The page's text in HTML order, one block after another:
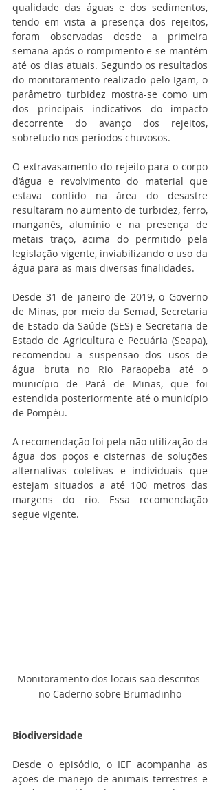
qualidade das águas e dos sedimentos,
tendo em vista a presença dos rejeitos,
foram observadas desde a primeira
semana após o rompimento e se mantém
até os dias atuais. Segundo os resultados
do monitoramento realizado pelo Igam, o
parâmetro turbidez mostra-se como um
dos principais indicativos do impacto
decorrente do avanço dos rejeitos,
sobretudo nos períodos chuvosos.
O extravasamento do rejeito para o corpo
d’água e revolvimento do material que
estava contido na área do desastre
resultaram no aumento de turbidez, ferro,
manganês, alumínio e na presença de
metais traço, acima do permitido pela
legislação vigente, inviabilizando o uso da
água para as mais diversas finalidades.
Desde 31 de janeiro de 2019, o Governo
de Minas, por meio da Semad, Secretaria
de Estado da Saúde (SES) e Secretaria de
Estado de Agricultura e Pecuária (Seapa),
recomendou a suspensão dos usos de
água bruta no Rio Paraopeba até o
município de Pará de Minas, que foi
estendida posteriormente até o município
de Pompéu.
A recomendação foi pela não utilização da
água dos poços e cisternas de soluções
alternativas coletivas e individuais que
estejam situados a até 100 metros das
margens do rio. Essa recomendação
segue vigente.
Monitoramento dos locais são descritos
no Caderno sobre Brumadinho
Biodiversidade
Desde o episódio, o IEF acompanha as
ações de manejo de animais terrestres e